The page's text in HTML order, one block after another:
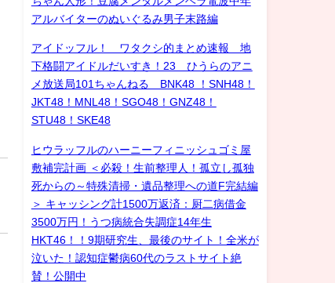
アルバイターのぬいぐるみ男子末路編
アイドッフル！ ワタクシ的まとめ速報 地
下格闘アイドルだいすき！23 ひうらのアニ
メ放送局101ちゃんねる BNK48 ！SNH48！
JKT48！MNL48！SGO48！GNZ48！
STU48！SKE48
ヒウラッフルのハーニーフィニッシュゴミ屋
敷補完計画 ＜必殺！生前整理人！孤立し孤独
死からの～特殊清掃・遺品整理への道F完結編
＞ キャッシング計1500万返済：厨二病借金
3500万円！うつ病統合失調症14年生
HKT46！！9期研究生、最後のサイト！全米が
泣いた！認知症鬱病60代のラストサイト絶
賛！公開中